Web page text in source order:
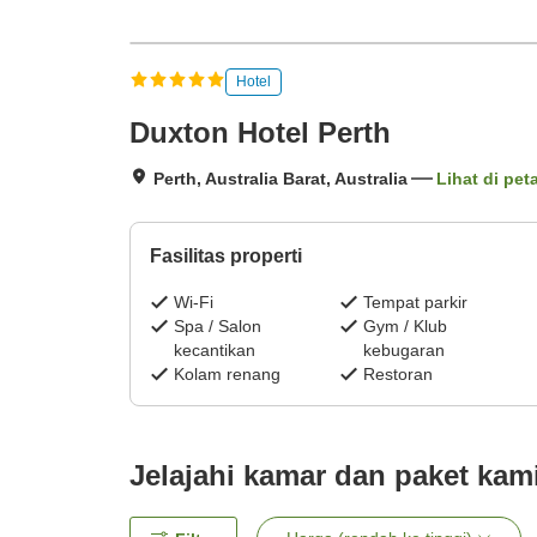
Hotel
Duxton Hotel Perth
Perth, Australia Barat, Australia Lihat di
Fasilitas properti
Wi-Fi
Tempat parkir
Spa / Salon
kecantikan
Gym / Klub
kebugaran
Kolam renang
Restoran
Jelajahi kamar dan paket